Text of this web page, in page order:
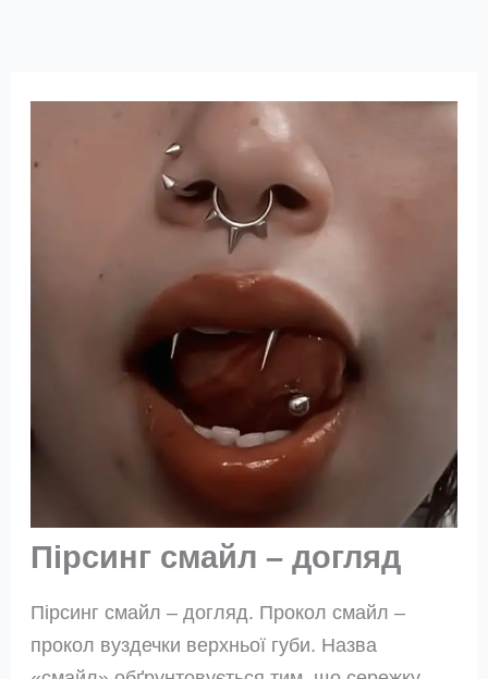
Пірсинг смайл – догляд
Пірсинг смайл – догляд. Прокол смайл –
прокол вуздечки верхньої губи. Назва